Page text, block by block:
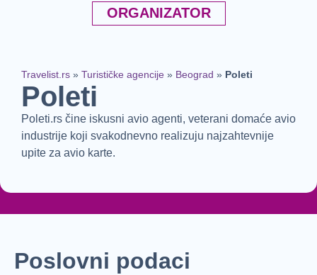
ORGANIZATOR
Travelist.rs » Turističke agencije » Beograd » Poleti
Poleti
Poleti.rs čine iskusni avio agenti, veterani domaće avio
industrije koji svakodnevno realizuju najzahtevnije
upite za avio karte.
Poslovni podaci